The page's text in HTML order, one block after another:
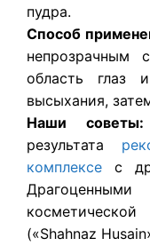
пудра.
Способ
непрозрачным
область глаз
высыхания,
Наши советы:
результата
комплексе с
(«Shahnaz